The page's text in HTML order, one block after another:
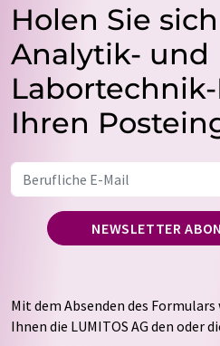
Holen Sie
Analytik- und
Ihren
NEWSLETTER
Mit dem Absenden des
Ihnen die LUMITOS AG den oder